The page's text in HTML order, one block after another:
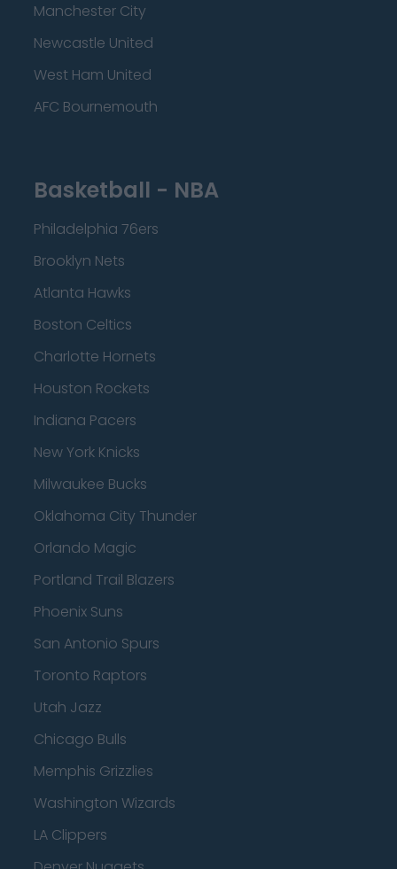
Manchester City
Newcastle United
West Ham United
AFC Bournemouth
Basketball - NBA
Philadelphia 76ers
Brooklyn Nets
Atlanta Hawks
Boston Celtics
Charlotte Hornets
Houston Rockets
Indiana Pacers
New York Knicks
Milwaukee Bucks
Oklahoma City Thunder
Orlando Magic
Portland Trail Blazers
Phoenix Suns
San Antonio Spurs
Toronto Raptors
Utah Jazz
Chicago Bulls
Memphis Grizzlies
Washington Wizards
LA Clippers